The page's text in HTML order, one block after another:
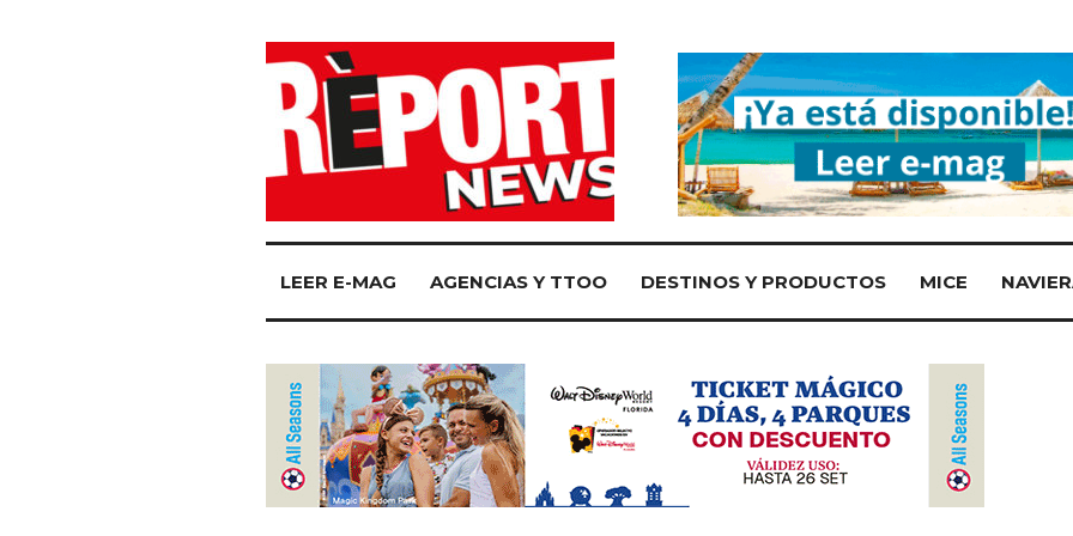
LEER E-MAG AGENCIAS Y TTOO DESTINOS Y PRODUCTOS MICE